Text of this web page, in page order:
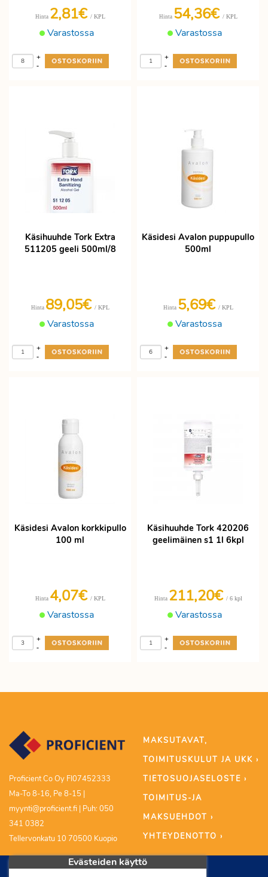
Varastossa
Hinta 2,81€ / KPL
-
+
Varastossa
Hinta 54,36€ / KPL
-
+
Käsihuuhde Tork Extra
511205 geeli 500ml/8
Varastossa
Hinta 89,05€ / KPL
-
+
Käsidesi Avalon puppupullo
500ml
Varastossa
Hinta 5,69€ / KPL
-
+
Käsidesi Avalon korkkipullo
100 ml
Varastossa
Hinta 4,07€ / KPL
-
+
Käsihuuhde Tork 420206
geelimäinen s1 1l 6kpl
Varastossa
Hinta 211,20€ / 6 kpl
-
+
Proficient Co Oy FI07452333
Ma-To 8-16, Pe 8-15 |
myynti@proficient.fi | Puh: 050
341 0382
Tellervonkatu 10 70500 Kuopio
MAKSUTAVAT,
TOIMITUSKULUT JA UKK ›
TIETOSUOJASELOSTE ›
TOIMITUS-JA
MAKSUEHDOT ›
YHTEYDENOTTO ›
Evästeiden käyttö